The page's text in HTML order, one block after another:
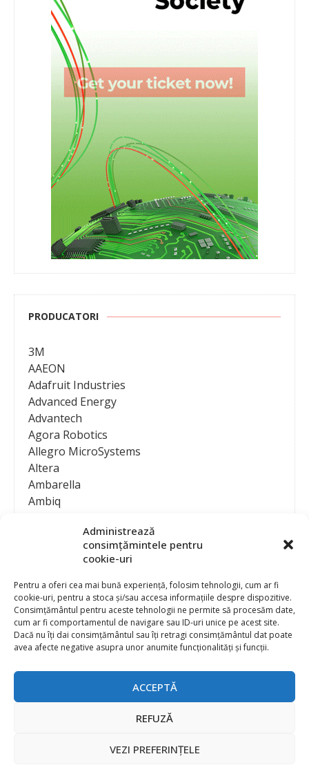
Administrează
consimțămintele pentru
cookie-uri
Pentru a oferi cea mai bună experiență, folosim tehnologii, cum ar fi
cookie-uri, pentru a stoca și/sau accesa informațiile despre dispozitive.
Consimțământul pentru aceste tehnologii ne permite să procesăm date,
cum ar fi comportamentul de navigare sau ID-uri unice pe acest site.
Dacă nu îți dai consimțământul sau îți retragi consimțământul dat poate
avea afecte negative asupra unor anumite funcționalități și funcții.
ACCEPTĂ
REFUZĂ
VEZI PREFERINȚELE
PRODUCATORI
3M
AAEON
Adafruit Industries
Advanced Energy
Advantech
Agora Robotics
Allegro MicroSystems
Altera
Ambarella
Ambiq
Analog Devices
Anritsu Corporation
Ansys
APS
Arduino
Arm
Asentics
ATEN International
ATTEND Technology
Contact
Publicitate
Abonament la revista “Electronica Azi”